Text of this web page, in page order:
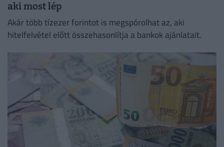
aki most lép
Akár több tízezer forintot is megspórolhat az, aki
hitelfelvétel előtt összehasonlítja a bankok ajánlatait.